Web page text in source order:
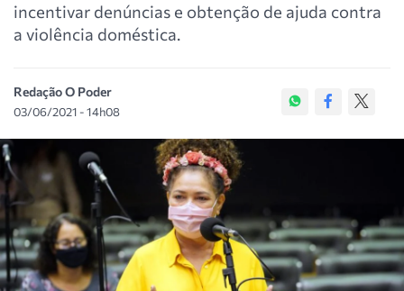
incentivar denúncias e obtenção de ajuda contra
a violência doméstica.
Redação O Poder
03/06/2021 - 14h08